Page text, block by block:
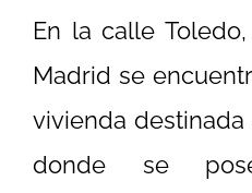
En la calle
Madrid se
vivienda
donde se